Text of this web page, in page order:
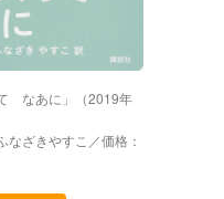
なあに」（2019年
ざきやすこ／価格：